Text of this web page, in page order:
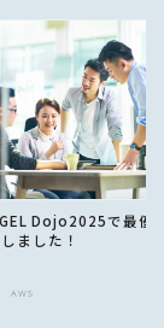
Dojo2025で最優
ました！
AWS